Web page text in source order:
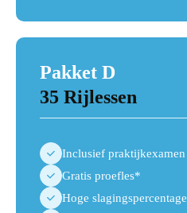
Pakket D
35 Rijlessen
Inclusief praktijkexamen
Gratis proefles*
Hoge slagingspercentage